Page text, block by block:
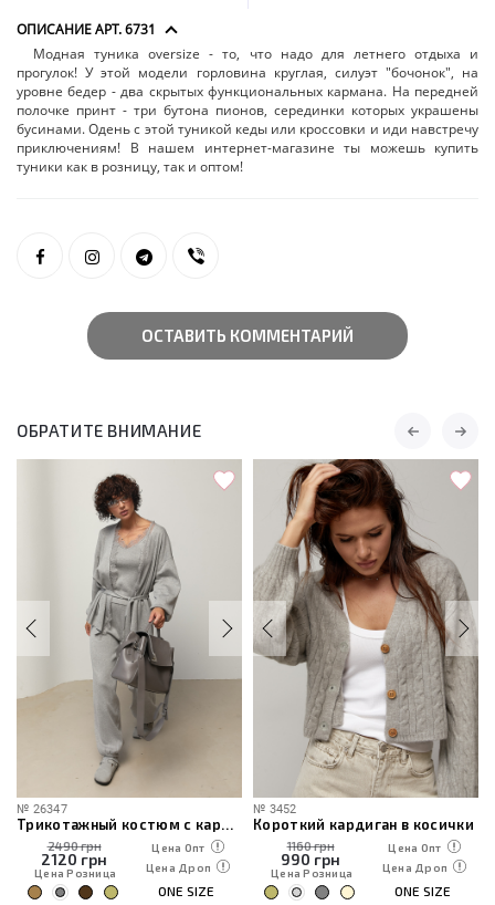
ОПИСАНИЕ АРТ. 6731
Модная туника oversize - то, что надо для летнего отдыха и
прогулок! У этой модели горловина круглая, силуэт "бочонок", на
уровне бедер - два скрытых функциональных кармана. На передней
полочке принт - три бутона пионов, серединки которых украшены
бусинами. Одень с этой туникой кеды или кроссовки и иди навстречу
приключениям! В нашем интернет-магазине ты можешь купить
туники как в розницу, так и оптом!
ОСТАВИТЬ КОММЕНТАРИЙ
ОБРАТИТЕ ВНИМАНИЕ
№ 26347
Трикотажный костюм с кардиганом, топом и брюками
2490 грн
2120 грн
Цена Розница
Цена Опт
Цена Дроп
ONE SIZE
№ 3452
Короткий кардиган в косички
1160 грн
990 грн
Цена Розница
Цена Опт
Цена Дроп
ONE SIZE